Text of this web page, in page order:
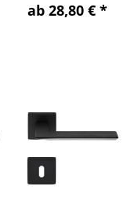
ab 28,80 € *